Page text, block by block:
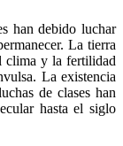
han debido luchar
La tierra
clima y la fertilidad
La existencia
de clases han
hasta el siglo